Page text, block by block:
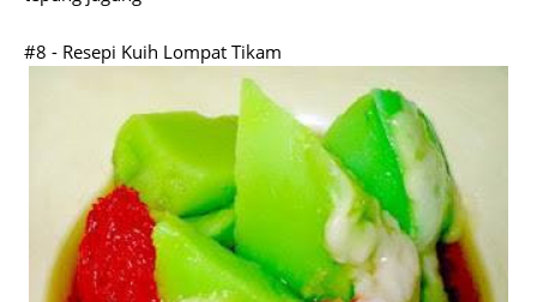
#8 - Resepi Kuih Lompat Tikam